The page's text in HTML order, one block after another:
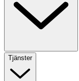
Tjänster